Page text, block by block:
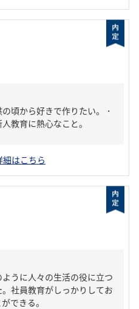
頃から好きで作りたい。・
教育に熱心なこと。
はこちら
うに人々の生活の役に立つ
社員教育がしっかりしてお
できる。